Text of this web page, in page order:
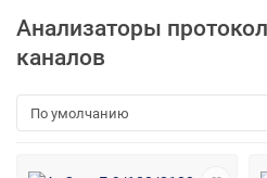
Анализаторы
каналов